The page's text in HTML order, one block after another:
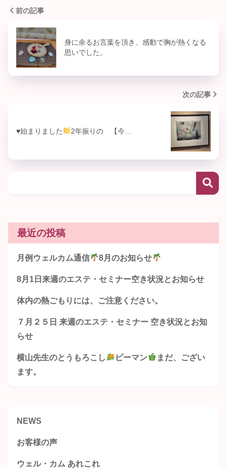
前の記事
身に余るお言葉を頂き、感動で胸が熱くなる
思いでした。
次の記事
♥始まりました 2年振りの 【今…
最近の投稿
月例ウェルカム通信 8月のお知らせ
8月1日来週のエステ・セミナー空き状況とお知らせ
体内の熱ごもりには、ご注意ください。
７月２５日 来週のエステ・セミナー 空き状況とお知
らせ
横山先生のとうもろこし ピーマン
まだ、ござい
ます。
NEWS
お客様の声
ウェル・カム あれこれ